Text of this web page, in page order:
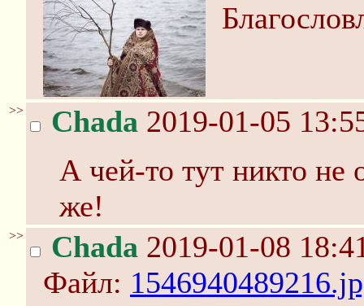
>> Chada 2019-01-05
А чей-то тут никто
же!
>> Chada 2019-01-08
Файл: